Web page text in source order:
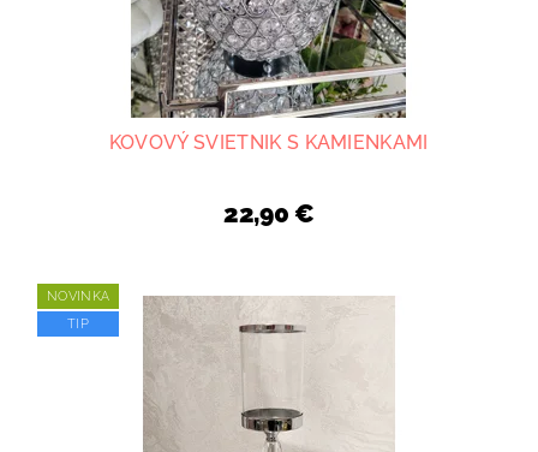
KOVOVÝ SVIETNIK S KAMIENKAMI
22,90 €
NOVINKA
TIP